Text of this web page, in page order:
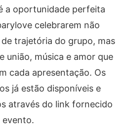
a oportunidade perfeita
celebrarem não
trajetória do grupo, mas
união, música e amor que
cada apresentação. Os
já estão disponíveis e
através do link fornecido
evento.